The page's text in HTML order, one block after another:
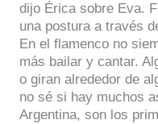
dijo Érica sobre Eva.
una postura a través
En el flamenco no
más bailar y cantar.
o giran alrededor de
no sé si hay muchos
Argentina, son los